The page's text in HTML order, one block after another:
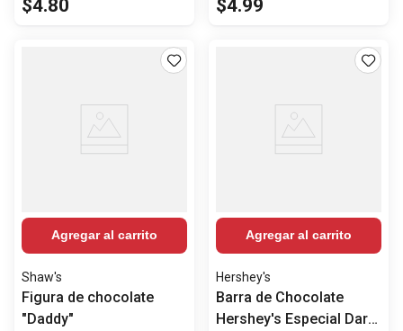
$4.80 $4.99
Agregar al carrito
Shaw's
Figura de chocolate
"Daddy"
Agregar al carrito
Hershey's
Barra de Chocolate
Hershey's Especial Dark